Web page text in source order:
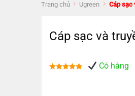
Trang chủ Ugreen Cáp sạc
Cáp sạc và
Có hàng